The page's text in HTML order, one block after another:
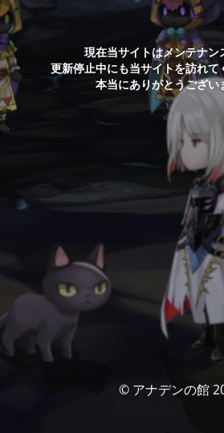
現在当サイトはメンテナン
更新停止中にも当サイトを訪れて
本当にありがとうござい
© アナデンの館